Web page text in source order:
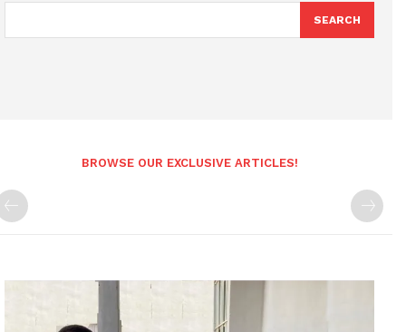
SEARCH
BROWSE OUR EXCLUSIVE ARTICLES!